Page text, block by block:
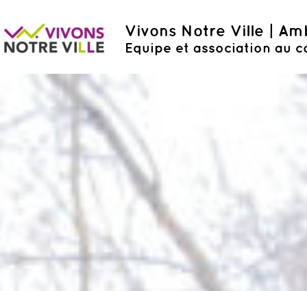
Vivons Notre Ville |
Equipe et association au